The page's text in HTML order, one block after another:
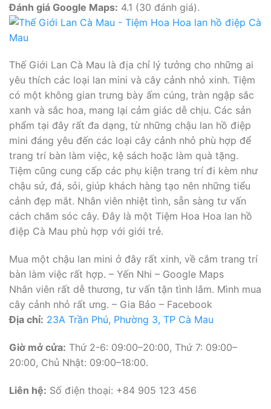
Đánh giá Google Maps: 4.1 (30 đánh giá).
Thế Giới Lan Cà Mau là địa chỉ lý tưởng cho những ai
yêu thích các loại lan mini và cây cảnh nhỏ xinh. Tiệm
có một không gian trưng bày ấm cúng, tràn ngập sắc
xanh và sắc hoa, mang lại cảm giác dễ chịu. Các sản
phẩm tại đây rất đa dạng, từ những chậu lan hồ điệp
mini đáng yêu đến các loại cây cảnh nhỏ phù hợp để
trang trí bàn làm việc, kệ sách hoặc làm quà tặng.
Tiệm cũng cung cấp các phụ kiện trang trí đi kèm như
chậu sứ, đá, sỏi, giúp khách hàng tạo nên những tiểu
cảnh đẹp mắt. Nhân viên nhiệt tình, sẵn sàng tư vấn
cách chăm sóc cây. Đây là một Tiệm Hoa Hoa lan hồ
điệp Cà Mau phù hợp với giới trẻ.
Mua một chậu lan mini ở đây rất xinh, về cắm trang trí
bàn làm việc rất hợp. – Yến Nhi – Google Maps
Nhân viên rất dễ thương, tư vấn tận tình lắm. Mình mua
cây cảnh nhỏ rất ưng. – Gia Bảo – Facebook
Địa chỉ: 23A Trần Phú, Phường 3, TP Cà Mau
Giờ mở cửa: Thứ 2-6: 09:00–20:00, Thứ 7: 09:00–
20:00, Chủ Nhật: 09:00–18:00.
Liên hệ: Số điện thoại: +84 905 123 456